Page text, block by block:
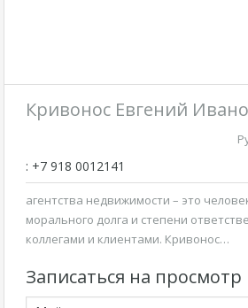
Кривонос Евгений
: +7 918 0012141
агентства недвижимости – это
морального долга и степени
коллегами и клиентами. Кривонос…
Записаться на просмотр